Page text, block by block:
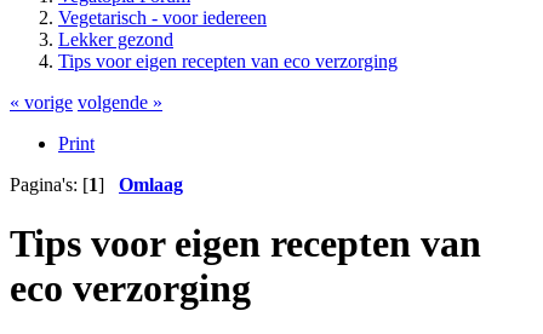
Vegetarisch - voor iedereen
Lekker gezond
Tips voor eigen recepten van eco verzorging
« vorige volgende »
Print
Pagina's: [1] Omlaag
Tips voor eigen recepten van
eco verzorging